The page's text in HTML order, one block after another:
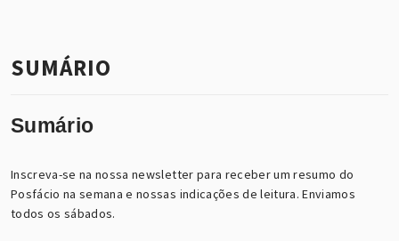
SUMÁRIO
Sumário
Inscreva-se na nossa newsletter para receber um resumo do
Posfácio na semana e nossas indicações de leitura. Enviamos
todos os sábados.